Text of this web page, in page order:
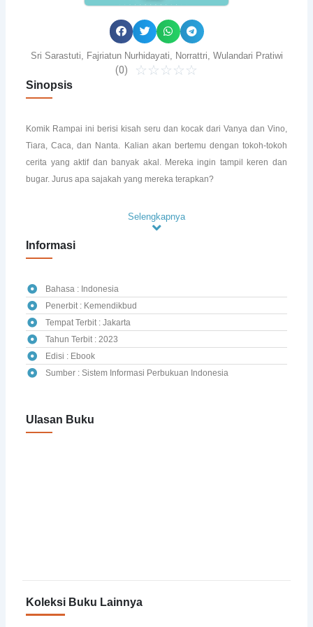
Sri Sarastuti, Fajriatun Nurhidayati, Norrattri, Wulandari Pratiwi
(0) ☆☆☆☆☆
Sinopsis
Komik Rampai ini berisi kisah seru dan kocak dari Vanya dan Vino,
Tiara, Caca, dan Nanta. Kalian akan bertemu dengan tokoh-tokoh
cerita yang aktif dan banyak akal. Mereka ingin tampil keren dan
bugar. Jurus apa sajakah yang mereka terapkan?
Selengkapnya
Informasi
Bahasa : Indonesia
Penerbit : Kemendikbud
Tempat Terbit : Jakarta
Tahun Terbit : 2023
Edisi : Ebook
Sumber : Sistem Informasi Perbukuan Indonesia
Ulasan Buku
Koleksi Buku Lainnya